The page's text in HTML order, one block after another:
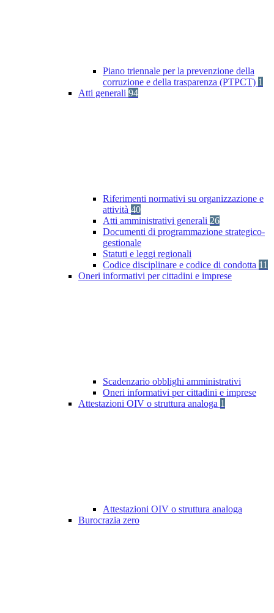
Piano triennale per la prevenzione della
corruzione e della trasparenza (PTPCT) 1
Atti generali 94
Riferimenti normativi su organizzazione e
attività 40
Atti amministrativi generali 26
Documenti di programmazione strategico-
gestionale
Statuti e leggi regionali
Codice disciplinare e codice di condotta 11
Oneri informativi per cittadini e imprese
Scadenzario obblighi amministrativi
Oneri informativi per cittadini e imprese
Attestazioni OIV o struttura analoga 1
Attestazioni OIV o struttura analoga
Burocrazia zero